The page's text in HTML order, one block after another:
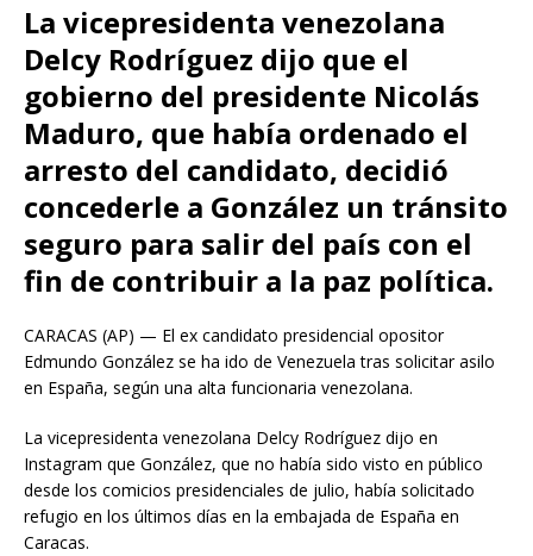
La vicepresidenta venezolana
Delcy Rodríguez dijo que el
gobierno del presidente Nicolás
Maduro, que había ordenado el
arresto del candidato, decidió
concederle a González un tránsito
seguro para salir del país con el
fin de contribuir a la paz política.
CARACAS (AP) — El ex candidato presidencial opositor
Edmundo González se ha ido de Venezuela tras solicitar asilo
en España, según una alta funcionaria venezolana.
La vicepresidenta venezolana Delcy Rodríguez dijo en
Instagram que González, que no había sido visto en público
desde los comicios presidenciales de julio, había solicitado
refugio en los últimos días en la embajada de España en
Caracas.